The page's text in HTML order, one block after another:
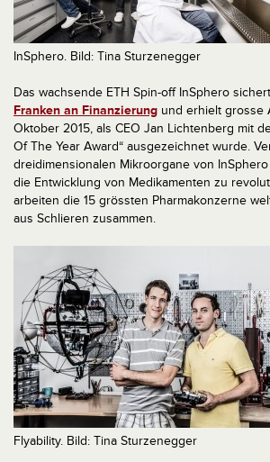
InSphero. Bild: Tina Sturzenegger
Das wachsende ETH Spin-off InSphero
Franken an Finanzierung und erhielt grosse
Oktober 2015, als CEO Jan Lichtenberg mit
Of The Year Award“ ausgezeichnet wurde.
dreidimensionalen Mikroorgane von
die Entwicklung von Medikamenten zu
arbeiten die 15 grössten Pharmakonzerne
aus Schlieren zusammen.
Flyability. Bild: Tina Sturzenegger